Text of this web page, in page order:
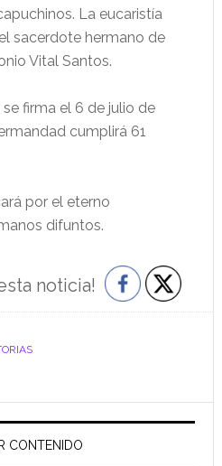
La eucaristía
sacerdote hermano de
Vital Santos.
firma el 6 de julio de
cumplirá 61
por el eterno
difuntos.
noticia!
CONTENIDO